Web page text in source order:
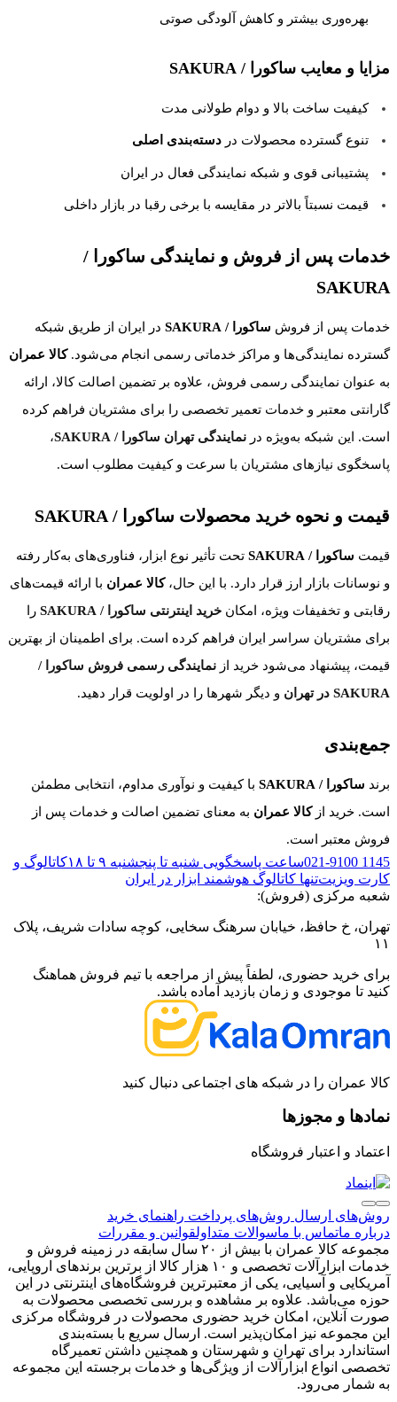
بهره‌وری بیشتر و کاهش آلودگی صوتی
مزایا و معایب ساکورا / SAKURA
کیفیت ساخت بالا و دوام طولانی مدت
تنوع گسترده محصولات در دسته‌بندی اصلی
پشتیبانی قوی و شبکه نمایندگی فعال در ایران
قیمت نسبتاً بالاتر در مقایسه با برخی رقبا در بازار داخلی
خدمات پس از فروش و نمایندگی ساکورا /
SAKURA
خدمات پس از فروش ساکورا / SAKURA
در ایران از طریق شبکه
گسترده نمایندگی‌ها و مراکز خدماتی رسمی انجام می‌شود.کالا عمران
به عنوان نمایندگی رسمی فروش، علاوه بر تضمین اصالت کالا، ارائه
گارانتی معتبر و خدمات تعمیر تخصصی را برای مشتریان فراهم کرده
است. این شبکه به‌ویژه در نمایندگی تهران ساکورا / SAKURA
،
پاسخگوی نیازهای مشتریان با سرعت و کیفیت مطلوب است.
قیمت و نحوه خرید محصولات ساکورا / SAKURA
قیمت ساکورا / SAKURA
تحت تأثیر نوع ابزار، فناوری‌های به‌کار رفته
و نوسانات بازار ارز قرار دارد. با این حال،کالا عمران با ارائه قیمت‌های
رقابتی و تخفیفات ویژه، امکان خرید اینترنتی ساکورا / SAKURA
را
برای مشتریان سراسر ایران فراهم کرده است. برای اطمینان از بهترین
قیمت، پیشنهاد می‌شود خرید از نمایندگی رسمی فروش ساکورا /
SAKURA در تهران
و دیگر شهرها را در اولویت قرار دهید.
جمع‌بندی
برند ساکورا / SAKURA
با کیفیت و نوآوری مداوم، انتخابی مطمئن
است. خرید ازکالا عمران به معنای تضمین اصالت و خدمات پس از
فروش معتبر است.
021-9100 1145ساعت پاسخگویی شنبه تا پنجشنبه ۹ تا ۱۸
کاتالوگ و
کارت ویزیتتنها کاتالوگ هوشمند ابزار در ایران
شعبه مرکزی (فروش):
تهران، خ حافظ، خیابان سرهنگ سخایی، کوچه سادات شریف، پلاک
۱۱
برای خرید حضوری، لطفاً پیش از مراجعه با تیم فروش هماهنگ
کنید تا موجودی و زمان بازدید آماده باشد.
کالا عمران را در شبکه های اجتماعی دنبال کنید
نمادها و مجوزها
اعتماد و اعتبار فروشگاه
روش‌های ارسال روش‌های پرداخت راهنمای خرید
درباره ماتماس با ماسوالات متداولقوانین و مقررات
مجموعه کالا عمران با بیش از ۲۰ سال سابقه در زمینه فروش و
خدمات ابزارآلات تخصصی و ۱۰ هزار کالا از برترین برندهای اروپایی،
آمریکایی و آسیایی، یکی از معتبرترین فروشگاه‌های اینترنتی در این
حوزه می‌باشد. علاوه بر مشاهده و بررسی تخصصی محصولات به
صورت آنلاین، امکان خرید حضوری محصولات در فروشگاه مرکزی
این مجموعه نیز امکان‌پذیر است. ارسال سریع با بسته‌بندی
استاندارد برای تهران و شهرستان و همچنین داشتن تعمیرگاه
تخصصی انواع ابزارآلات از ویژگی‌ها و خدمات برجسته این مجموعه
به شمار می‌رود.